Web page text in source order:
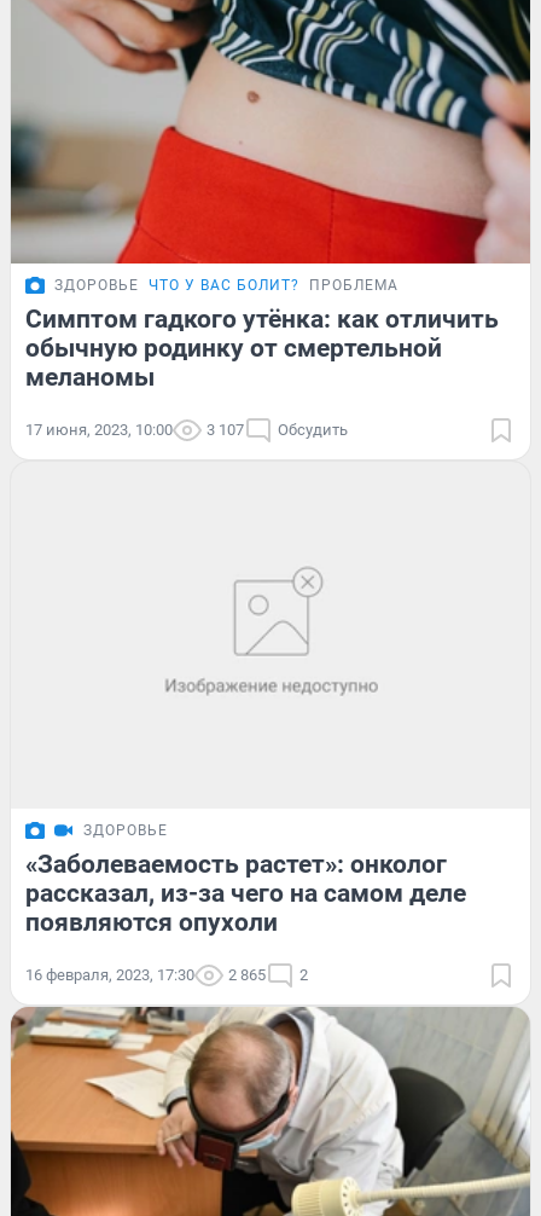
ЗДОРОВЬЕ ЧТО У ВАС БОЛИТ? ПРОБЛЕМА
Симптом гадкого утёнка: как отличить
обычную родинку от смертельной
меланомы
17 июня, 2023, 10:00 3 107 Обсудить
ЗДОРОВЬЕ
«Заболеваемость растет»: онколог
рассказал, из-за чего на самом деле
появляются опухоли
16 февраля, 2023, 17:30 2 865 2